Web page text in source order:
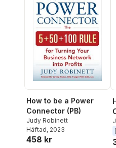
How to be a Power
Connector (PB)
Judy Robinett
Häftad, 2023
458 kr